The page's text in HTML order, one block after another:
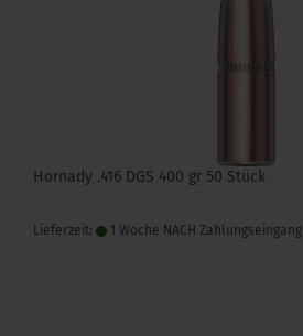
Hornady .416 DGS 400 gr 50 Stück
Lieferzeit: 1 Woche NACH Zahlungseingang